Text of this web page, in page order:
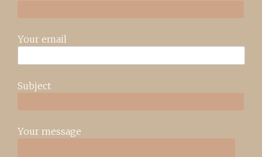
Your email
Subject
Your message